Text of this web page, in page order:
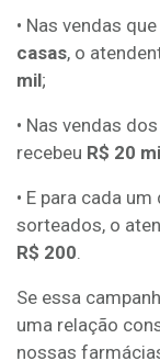
• Nas vendas
casas, o
mil;
• Nas vendas
recebeu R$ 20
• E para cada
sorteados, o
R$ 200.
Se essa
uma relação
nossas